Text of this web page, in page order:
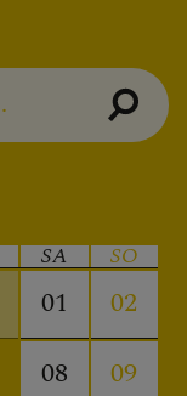
SA SO
01
02
08
09